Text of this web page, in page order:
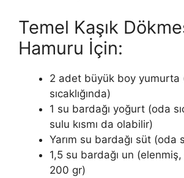
Temel Kaşık
Hamuru İçin:
2 adet büyük boy yumurta
sıcaklığında)
1 su bardağı yoğurt (oda
sulu kısmı da olabilir)
Yarım su bardağı süt (oda
1,5 su bardağı un
200 gr)